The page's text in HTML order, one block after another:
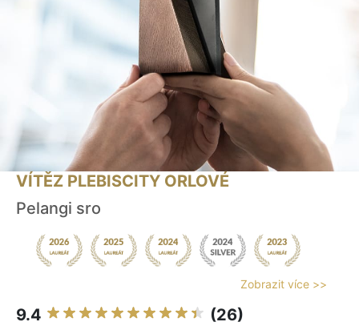
VÍTĚZ PLEBISCITY ORLOVÉ
Pelangi sro
Zobrazit více >>
9.4 (26)